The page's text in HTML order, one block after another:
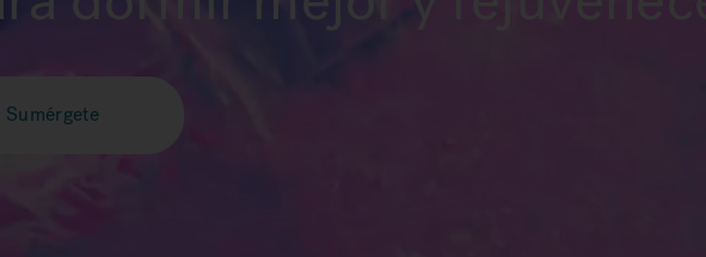
Sumérgete